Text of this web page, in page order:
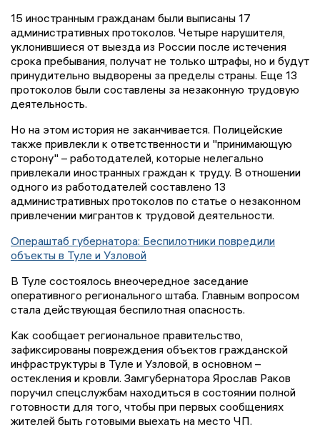
15 иностранным гражданам были выписаны 17
административных протоколов. Четыре нарушителя,
уклонившиеся от выезда из России после истечения
срока пребывания, получат не только штрафы, но и будут
принудительно выдворены за пределы страны. Еще 13
протоколов были составлены за незаконную трудовую
деятельность.
Но на этом история не заканчивается. Полицейские
также привлекли к ответственности и "принимающую
сторону" – работодателей, которые нелегально
привлекали иностранных граждан к труду. В отношении
одного из работодателей составлено 13
административных протоколов по статье о незаконном
привлечении мигрантов к трудовой деятельности.
Операштаб губернатора: Беспилотники повредили
объекты в Туле и Узловой
В Туле состоялось внеочередное заседание
оперативного регионального штаба. Главным вопросом
стала действующая беспилотная опасность.
Как сообщает региональное правительство,
зафиксированы повреждения объектов гражданской
инфраструктуры в Туле и Узловой, в основном –
остекления и кровли. Замгубернатора Ярослав Раков
поручил спецслужбам находиться в состоянии полной
готовности для того, чтобы при первых сообщениях
жителей быть готовыми выехать на место ЧП.